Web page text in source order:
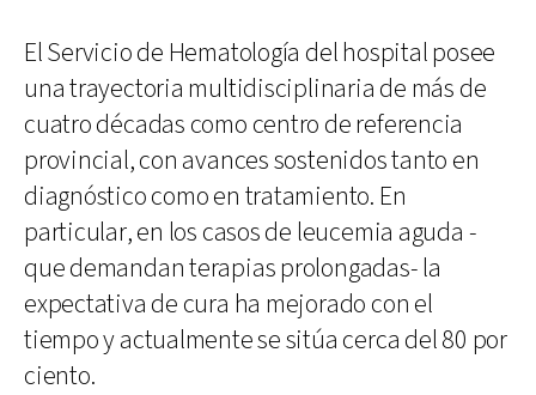
El Servicio de Hematología del hospital posee
una trayectoria multidisciplinaria de más de
cuatro décadas como centro de referencia
provincial, con avances sostenidos tanto en
diagnóstico como en tratamiento. En
particular, en los casos de leucemia aguda -
que demandan terapias prolongadas- la
expectativa de cura ha mejorado con el
tiempo y actualmente se sitúa cerca del 80 por
ciento.